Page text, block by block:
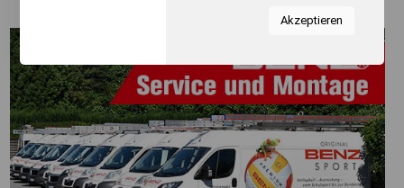
Statistiken zur Nutzung
zum Anzeigen relevanter
Inhalte. Durch Klicken auf
"Alles erlauben" stimmen Sie
dem Einsatz von Cookies und
ähnlichen Technologien zu
den vorgenannten Zwecken
zu. Durch Klicken auf
Akzeptieren